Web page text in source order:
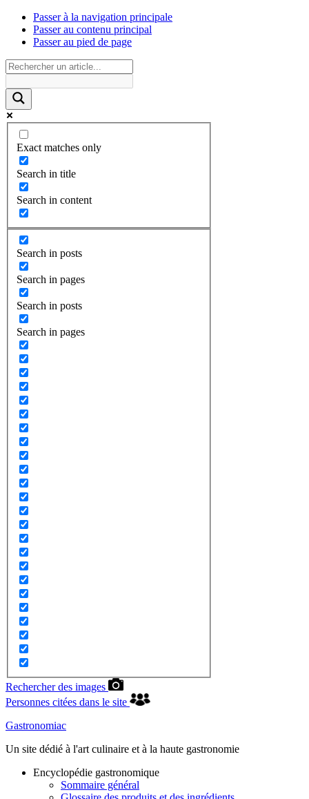
Passer à la navigation principale
Passer au contenu principal
Passer au pied de page
Exact matches only
Search in title
Search in content
Search in posts
Search in pages
Search in posts
Search in pages
Rechercher des images
Personnes citées dans le site
Gastronomiac
Un site dédié à l'art culinaire et à la haute gastronomie
Encyclopédie gastronomique
Sommaire général